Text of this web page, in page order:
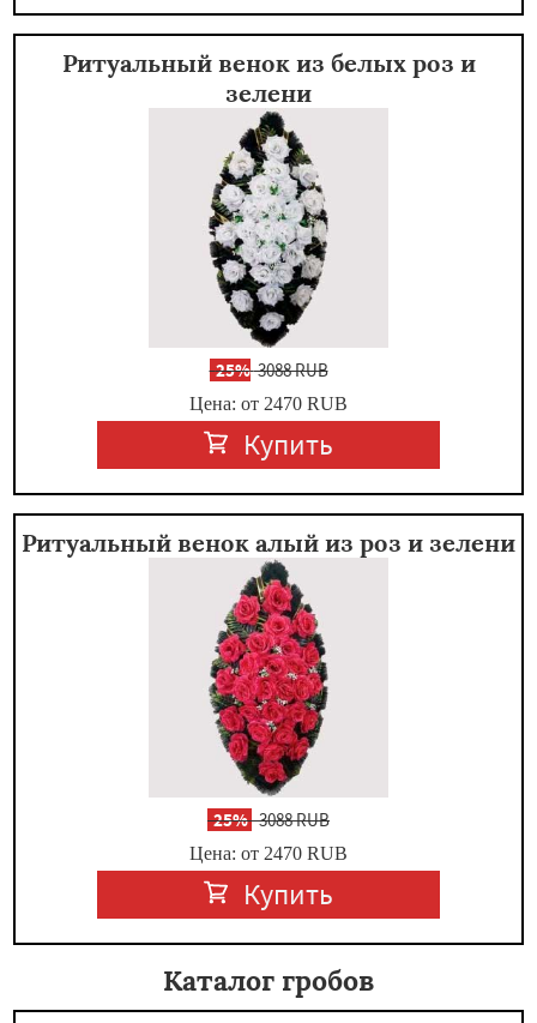
Ритуальный венок из белых роз и
зелени
-25%3088 RUB
Цена: от 2470 RUB
Купить
Ритуальный венок алый из роз и зелени
-25%3088 RUB
Цена: от 2470 RUB
Купить
Каталог гробов